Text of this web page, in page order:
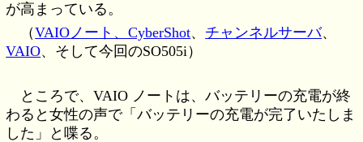
が高まっている。
（VAIOノート、CyberShot、 チャンネルサーバ、
VAIO、そして今回のSO505i）
ところで、VAIO ノートは、バッテリーの充電が終
わると女性の声で「バッテリーの充電が完了いたしま
した」と喋る。